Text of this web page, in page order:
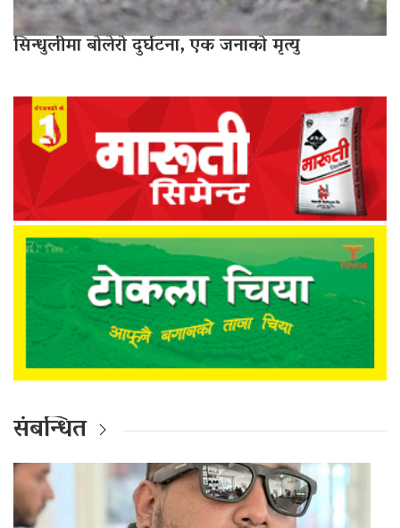
सिन्धुलीमा बोलेरो दुर्घटना, एक जनाको मृत्यु
संबन्धित